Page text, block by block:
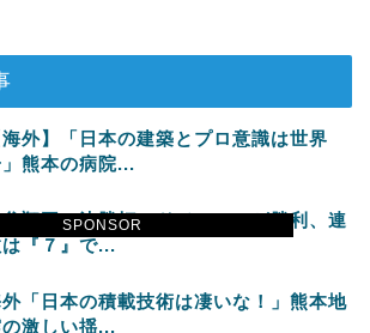
SPONSOR
海外】「日本の建築とプロ意識は世界
熊本の病院...
翔平の決勝打でドジャースが勝利、連
は『７』で...
「日本の積載技術は凄いな！」熊本地
の激しい揺...